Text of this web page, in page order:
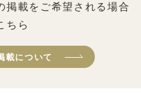
掲載をご希望される場合
ちら
載について